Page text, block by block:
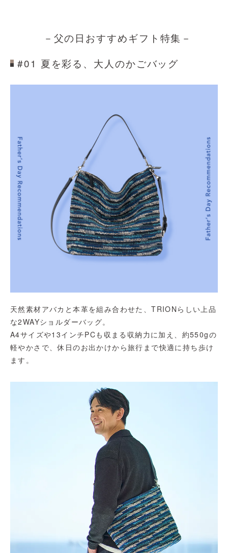
－父の日おすすめギフト特集－
#01 夏を彩る、大人のかごバッグ
天然素材アバカと本革を組み合わせた、TRIONらしい上品
な2WAYショルダーバッグ。
A4サイズや13インチPCも収まる収納力に加え、約550gの
軽やかさで、休日のお出かけから旅行まで快適に持ち歩け
ます。